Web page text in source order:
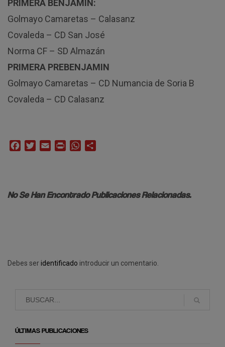
PRIMERA BENJAMÍN:
Golmayo Camaretas – Calasanz
Covaleda – CD San José
Norma CF – SD Almazán
PRIMERA PREBENJAMIN
Golmayo Camaretas – CD Numancia de Soria B
Covaleda – CD Calasanz
FacebookTwitterEmail Print WhatsApp
No Se Han Encontrado Publicaciones Relacionadas.
Debes seridentificado introducir un comentario.
ÚLTIMAS PUBLICACIONES